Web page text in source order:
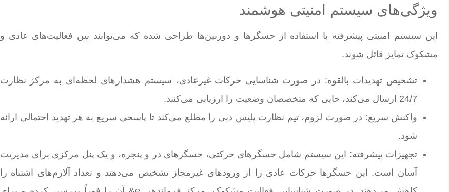
ویژگی‌های سیستم امنیتی هوشمند
این سیستم امنیتی پیشرفته با استفاده از حسگرها و دوربین‌ها طراحی شده که می‌توانند بین فعالیت‌های عادی و
مشکوک تمایز قائل شوند.
تشخیص تهدیدات بالقوه: در صورت شناسایی حرکات غیرعادی، سیستم هشدارهای لحظه‌ای به مرکز نظارت
24/7 ارسال می‌کند، جایی که متخصصان وضعیت را ارزیابی می‌کنند.
واکنش سریع: در صورت لزوم، تیم نظارت پلیس دبی را مطلع می‌کند تا پاسخی سریع به هر تهدید احتمالی ارائه
شود.
تجهیزات پیشرفته: این سیستم شامل حسگرهای حرکتی، حسگرهای در و پنجره، و یک پنل مرکزی برای مدیریت
آسان است. این حسگرها حرکات عادی را از ورودهای غیرمجاز تشخیص می‌دهند و تعداد آلارم‌های اشتباه را